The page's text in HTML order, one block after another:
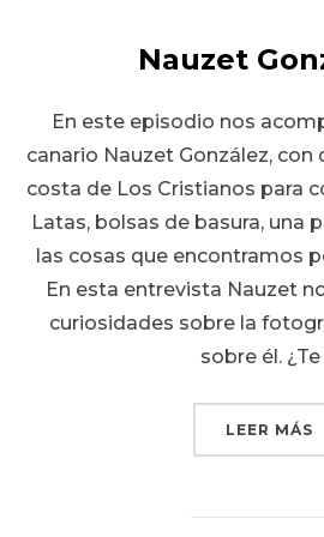
Nauzet
En este episodio nos
canario Nauzet González, con
costa de Los Cristianos para
Latas, bolsas de basura, una
las cosas que encontramos
En esta entrevista Nauzet
curiosidades sobre la
sobre él.
LEER MÁS